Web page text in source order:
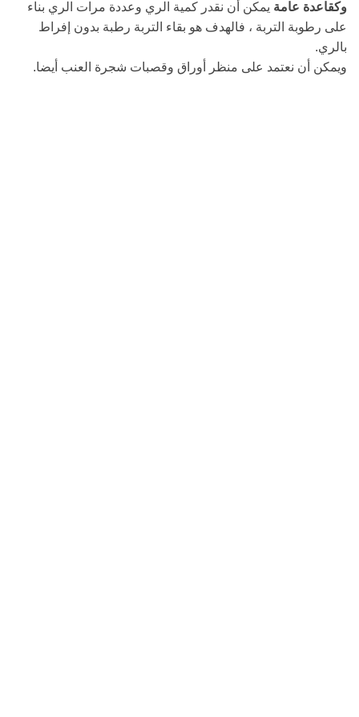
وكقاعدة عامة يمكن أن نقدر كمية الري وعددة مرات الري بناء
على رطوبة التربة ، فالهدف هو بقاء التربة رطبة بدون إفراط
بالري.
ويمكن أن نعتمد على منظر أوراق وقصبات شجرة العنب أيضا.